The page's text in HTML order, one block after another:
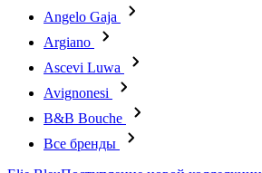
Angelo Gaja
Argiano
Ascevi Luwa
Avignonesi
B&B Bouche
Все бренды